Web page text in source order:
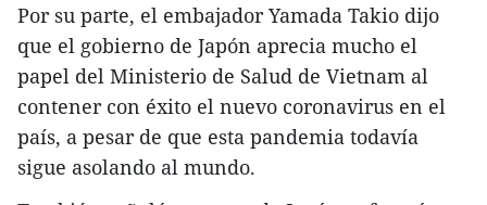
Por su parte, el embajador Yamada Takio dijo
que el gobierno de Japón aprecia mucho el
papel del Ministerio de Salud de Vietnam al
contener con éxito el nuevo coronavirus en el
país, a pesar de que esta pandemia todavía
sigue asolando al mundo.